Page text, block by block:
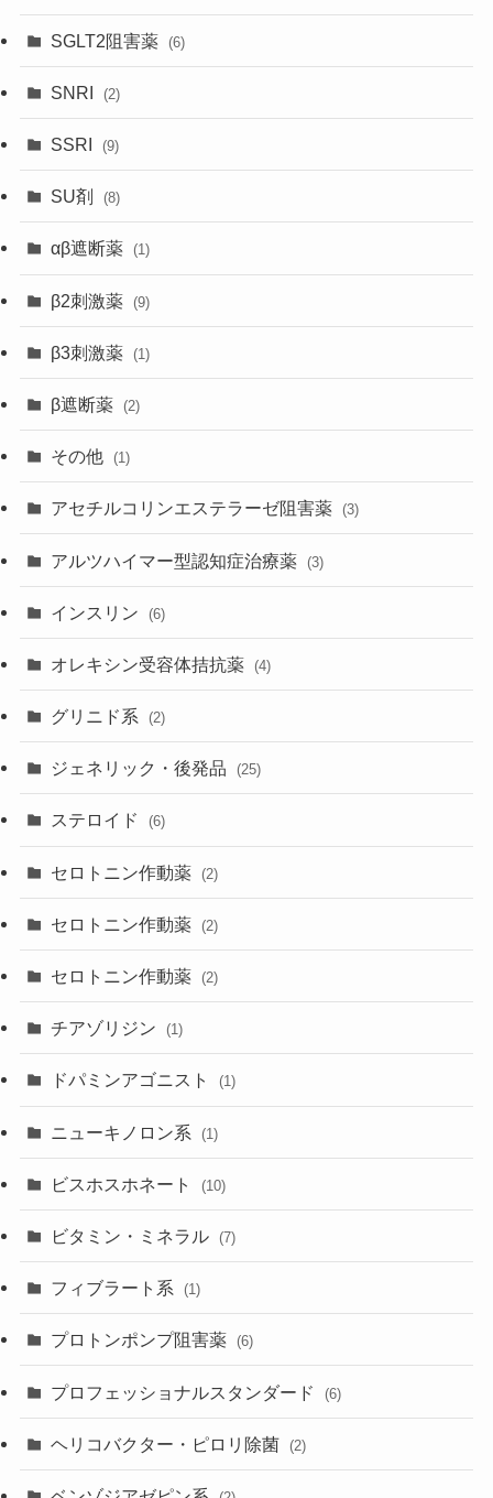
SGLT2阻害薬 (6)
SNRI (2)
SSRI (9)
SU剤 (8)
αβ遮断薬 (1)
β2刺激薬 (9)
β3刺激薬 (1)
β遮断薬 (2)
その他 (1)
アセチルコリンエステラーゼ阻害薬 (3)
アルツハイマー型認知症治療薬 (3)
インスリン (6)
オレキシン受容体拮抗薬 (4)
グリニド系 (2)
ジェネリック・後発品 (25)
ステロイド (6)
セロトニン作動薬 (2)
セロトニン作動薬 (2)
セロトニン作動薬 (2)
チアゾリジン (1)
ドパミンアゴニスト (1)
ニューキノロン系 (1)
ビスホスホネート (10)
ビタミン・ミネラル (7)
フィブラート系 (1)
プロトンポンプ阻害薬 (6)
プロフェッショナルスタンダード (6)
ヘリコバクター・ピロリ除菌 (2)